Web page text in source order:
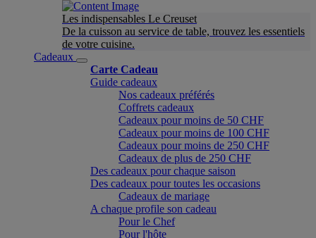
Les indispensables Le Creuset
De la cuisson au service de table, trouvez les essentiels
de votre cuisine.
Cadeaux
Carte Cadeau
Guide cadeaux
Nos cadeaux préférés
Coffrets cadeaux
Cadeaux pour moins de 50 CHF
Cadeaux pour moins de 100 CHF
Cadeaux pour moins de 250 CHF
Cadeaux de plus de 250 CHF
Des cadeaux pour chaque saison
Des cadeaux pour toutes les occasions
Cadeaux de mariage
A chaque profile son cadeau
Pour le Chef
Pour l'hôte